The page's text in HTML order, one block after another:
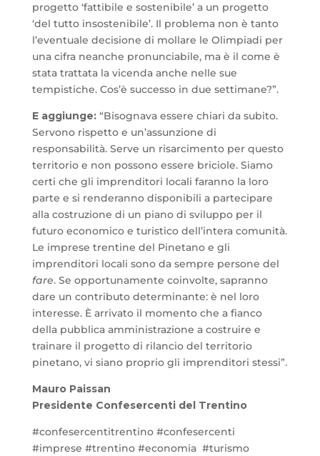
progetto ‘fattibile e sostenibile’ a un progetto
‘del tutto insostenibile’. Il problema non è tanto
l’eventuale decisione di mollare le Olimpiadi per
una cifra neanche pronunciabile, ma è il come è
stata trattata la vicenda anche nelle sue
tempistiche. Cos’è successo in due settimane?”.
E aggiunge:“Bisognava essere chiari da subito.
Servono rispetto e un’assunzione di
responsabilità. Serve un risarcimento per questo
territorio e non possono essere briciole. Siamo
certi che gli imprenditori locali faranno la loro
parte e si renderanno disponibili a partecipare
alla costruzione di un piano di sviluppo per il
futuro economico e turistico dell’intera comunità.
Le imprese trentine del Pinetano e gli
imprenditori locali sono da sempre persone del
fare. Se opportunamente coinvolte, sapranno
dare un contributo determinante: è nel loro
interesse. È arrivato il momento che a fianco
della pubblica amministrazione a costruire e
trainare il progetto di rilancio del territorio
pinetano, vi siano proprio gli imprenditori stessi”.
Mauro Paissan
Presidente Confesercenti del Trentino
#confesercentitrentino #confesercenti
#imprese #trentino #economia #turismo